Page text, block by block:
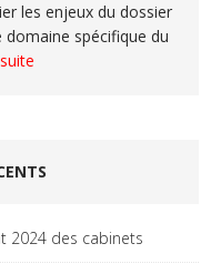
les enjeux du dossier
domaine spécifique du
2024 des cabinets